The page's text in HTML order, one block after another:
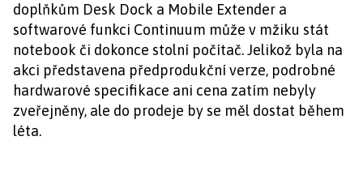
doplňkům Desk Dock a Mobile Extender a
softwarové funkci Continuum může v mžiku stát
notebook či dokonce stolní počítač. Jelikož byla na
akci představena předprodukční verze, podrobné
hardwarové specifikace ani cena zatím nebyly
zveřejněny, ale do prodeje by se měl dostat během
léta.